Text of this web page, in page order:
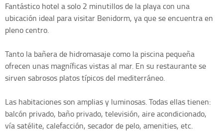
Fantástico hotel a solo 2 minutillos de la playa con una
ubicación ideal para visitar Benidorm, ya que se encuentra en
pleno centro.
Tanto la bañera de hidromasaje como la piscina pequeña
ofrecen unas magníficas vistas al mar. En su restaurante se
sirven sabrosos platos típicos del mediterráneo.
Las habitaciones son amplias y luminosas. Todas ellas tienen:
balcón privado, baño privado, televisión, aire acondicionado,
vía satélite, calefacción, secador de pelo, amenities, etc.